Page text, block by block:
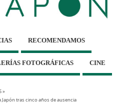
RECOMENDAMOS
FOTOGRÁFICAS CINE
»
Japón tras cinco años de ausencia